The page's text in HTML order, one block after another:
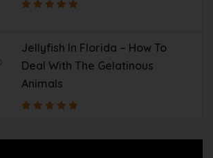
Jellyfish In Florida – How To
Deal With The Gelatinous
Animals